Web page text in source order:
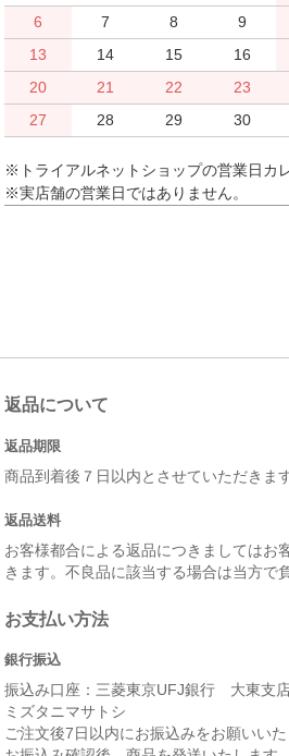
6
7 8 9
13
14 15 16
20
21 22 23
27
28 29 30
※トライアルネットショップの営業日カ
※実店舗の営業日ではありません。
返品について
返品期限
商品到着後７日以内とさせていただきます
返品送料
お客様都合による返品につきましてはお
きます。不良品に該当する場合は当方で
お支払い方法
銀行振込
振込み口座：三菱東京UFJ銀行 大東支
ミズタニマサトシ
ご注文後7日以内にお振込みをお願いいた